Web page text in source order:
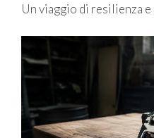
Un viaggio di resilienza